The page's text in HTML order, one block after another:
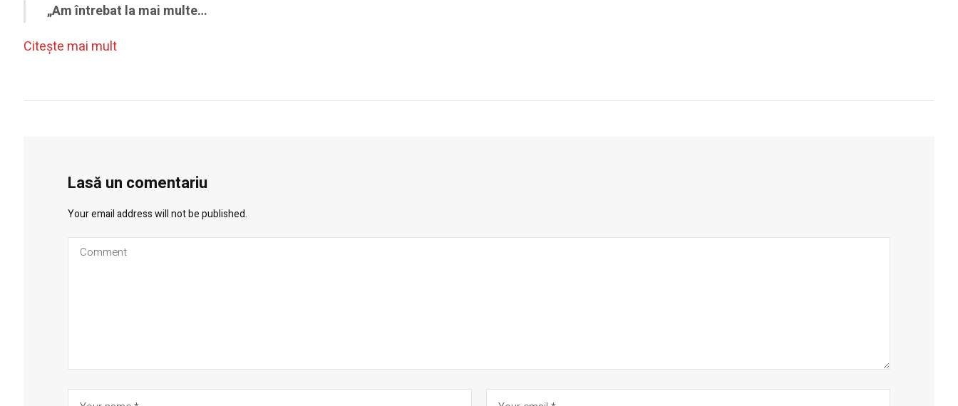
„Am întrebat la mai multe…
Citeşte mai mult
Lasă un comentariu
Your email address will not be published.